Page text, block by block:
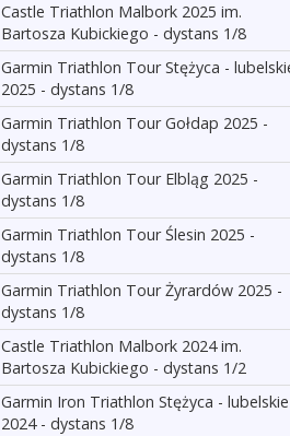
Castle Triathlon Malbork 2025 im.
Bartosza Kubickiego - dystans 1/8
Garmin Triathlon Tour Stężyca -
2025 - dystans 1/8
Garmin Triathlon Tour Gołdap 2025 -
dystans 1/8
Garmin Triathlon Tour Elbląg 2025 -
dystans 1/8
Garmin Triathlon Tour Ślesin 2025 -
dystans 1/8
Garmin Triathlon Tour Żyrardów 2025 -
dystans 1/8
Castle Triathlon Malbork 2024 im.
Bartosza Kubickiego - dystans 1/2
Garmin Iron Triathlon Stężyca - lubelskie
2024 - dystans 1/8